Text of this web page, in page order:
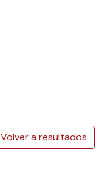
Volver a resultados